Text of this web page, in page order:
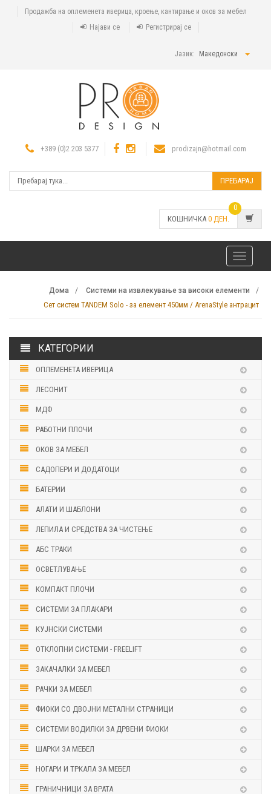
Продажба на оплеменета иверица, кроење, кантирање и оков за мебел
Најави се
Регистрирај се
Јазик: Македонски
+389 (0)2 203 5377 prodizajn@hotmail.com
ПРЕБАРАЈ
КОШНИЧКА 0 ДЕН.
0
Toggle
navigation
Дома Системи на извлекување за високи елементи
Сет систем TANDEM Solo - за елемент 450мм / ArenaStyle антрацит
КАТЕГОРИИ
ОПЛЕМЕНЕТА ИВЕРИЦА
ЛЕСОНИТ
МДФ
РАБОТНИ ПЛОЧИ
ОКОВ ЗА МЕБЕЛ
САДОПЕРИ И ДОДАТОЦИ
БАТЕРИИ
АЛАТИ И ШАБЛОНИ
ЛЕПИЛА И СРЕДСТВА ЗА ЧИСТЕЊЕ
АБС ТРАКИ
ОСВЕТЛУВАЊЕ
КОМПАКТ ПЛОЧИ
СИСТЕМИ ЗА ПЛАКАРИ
КУЈНСКИ СИСТЕМИ
ОТКЛОПНИ СИСТЕМИ - FREELIFT
ЗАКАЧАЛКИ ЗА МЕБЕЛ
РАЧКИ ЗА МЕБЕЛ
ФИОКИ СО ДВОЈНИ МЕТАЛНИ СТРАНИЦИ
СИСТЕМИ ВОДИЛКИ ЗА ДРВЕНИ ФИОКИ
ШАРКИ ЗА МЕБЕЛ
НОГАРИ И ТРКАЛА ЗА МЕБЕЛ
ГРАНИЧНИЦИ ЗА ВРАТА